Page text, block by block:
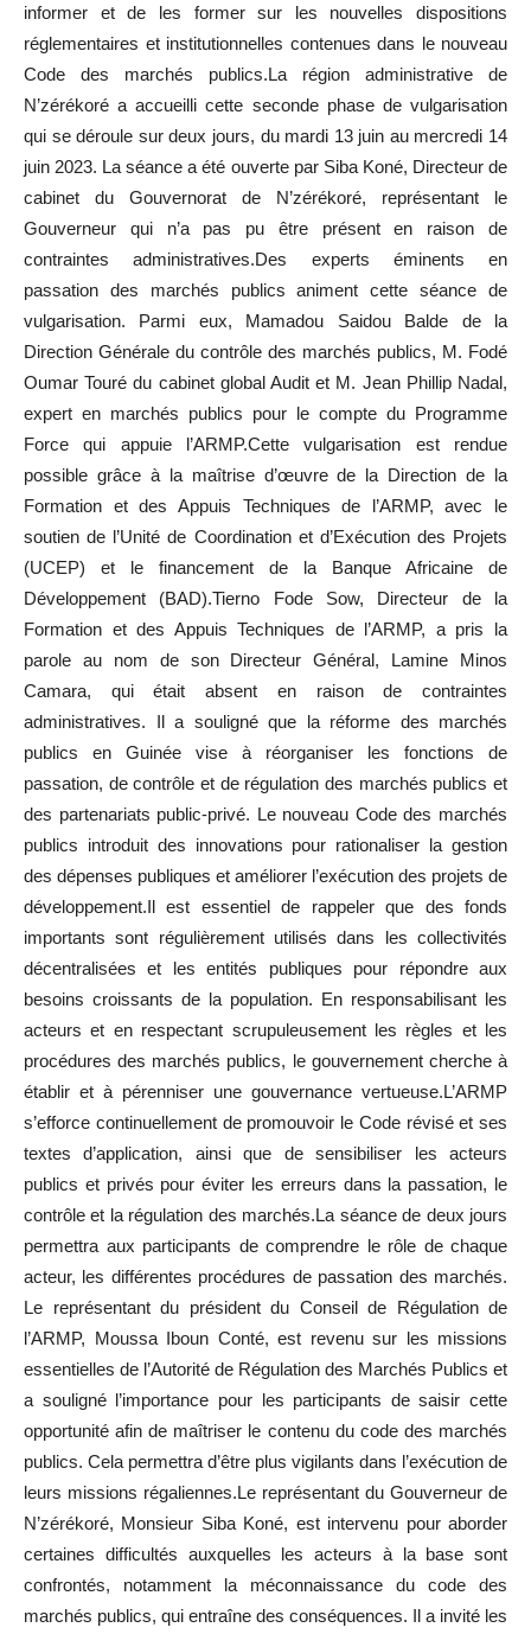
informer et de les former sur les nouvelles dispositions
réglementaires et institutionnelles contenues dans le nouveau
Code des marchés publics.La région administrative de
N’zérékoré a accueilli cette seconde phase de vulgarisation
qui se déroule sur deux jours, du mardi 13 juin au mercredi 14
juin 2023. La séance a été ouverte par Siba Koné, Directeur de
cabinet du Gouvernorat de N’zérékoré, représentant le
Gouverneur qui n’a pas pu être présent en raison de
contraintes administratives.Des experts éminents en
passation des marchés publics animent cette séance de
vulgarisation. Parmi eux, Mamadou Saidou Balde de la
Direction Générale du contrôle des marchés publics, M. Fodé
Oumar Touré du cabinet global Audit et M. Jean Phillip Nadal,
expert en marchés publics pour le compte du Programme
Force qui appuie l’ARMP.Cette vulgarisation est rendue
possible grâce à la maîtrise d’œuvre de la Direction de la
Formation et des Appuis Techniques de l’ARMP, avec le
soutien de l’Unité de Coordination et d’Exécution des Projets
(UCEP) et le financement de la Banque Africaine de
Développement (BAD).Tierno Fode Sow, Directeur de la
Formation et des Appuis Techniques de l’ARMP, a pris la
parole au nom de son Directeur Général, Lamine Minos
Camara, qui était absent en raison de contraintes
administratives. Il a souligné que la réforme des marchés
publics en Guinée vise à réorganiser les fonctions de
passation, de contrôle et de régulation des marchés publics et
des partenariats public-privé. Le nouveau Code des marchés
publics introduit des innovations pour rationaliser la gestion
des dépenses publiques et améliorer l’exécution des projets de
développement.Il est essentiel de rappeler que des fonds
importants sont régulièrement utilisés dans les collectivités
décentralisées et les entités publiques pour répondre aux
besoins croissants de la population. En responsabilisant les
acteurs et en respectant scrupuleusement les règles et les
procédures des marchés publics, le gouvernement cherche à
établir et à pérenniser une gouvernance vertueuse.L’ARMP
s’efforce continuellement de promouvoir le Code révisé et ses
textes d’application, ainsi que de sensibiliser les acteurs
publics et privés pour éviter les erreurs dans la passation, le
contrôle et la régulation des marchés.La séance de deux jours
permettra aux participants de comprendre le rôle de chaque
acteur, les différentes procédures de passation des marchés.
Le représentant du président du Conseil de Régulation de
l’ARMP, Moussa Iboun Conté, est revenu sur les missions
essentielles de l’Autorité de Régulation des Marchés Publics et
a souligné l’importance pour les participants de saisir cette
opportunité afin de maîtriser le contenu du code des marchés
publics. Cela permettra d’être plus vigilants dans l’exécution de
leurs missions régaliennes.Le représentant du Gouverneur de
N’zérékoré, Monsieur Siba Koné, est intervenu pour aborder
certaines difficultés auxquelles les acteurs à la base sont
confrontés, notamment la méconnaissance du code des
marchés publics, qui entraîne des conséquences. Il a invité les